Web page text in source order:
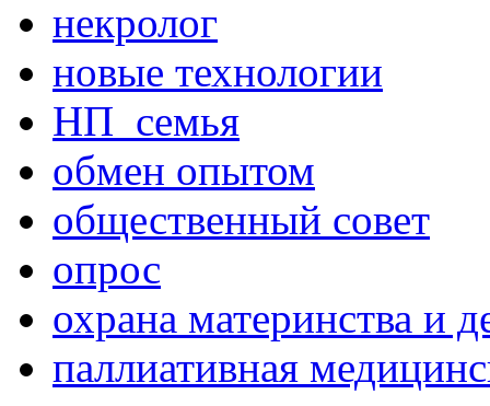
некролог
новые технологии
НП_семья
обмен опытом
общественный совет
опрос
охрана материнства и
паллиативная